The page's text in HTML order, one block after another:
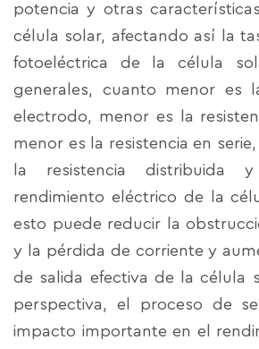
potencia y otras
célula solar, afectando así la
fotoeléctrica de la célula
generales, cuanto menor es
electrodo, menor es la
menor es la resistencia en
la resistencia distribuida
rendimiento eléctrico de la
esto puede reducir la
y la pérdida de corriente y
de salida efectiva de la célula
perspectiva, el proceso de
impacto importante en el